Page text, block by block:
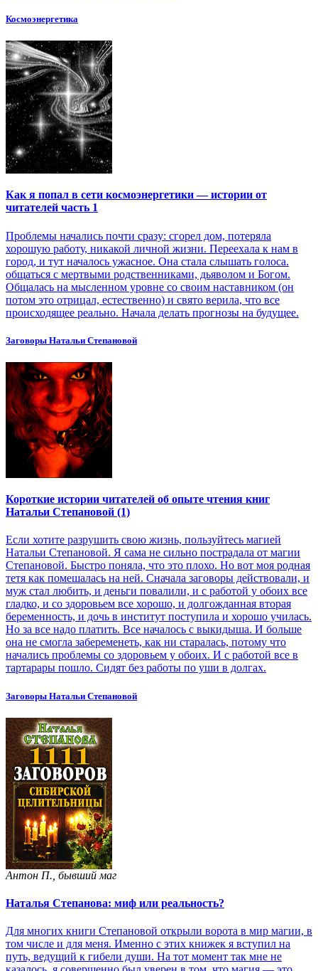
Космоэнергетика
Как я попал в сети космоэнергетики — истории от
читателей часть 1
Проблемы начались почти сразу: сгорел дом, потеряла
хорошую работу, никакой личной жизни. Переехала к нам в
город, и тут началось ужасное. Она стала слышать голоса.
общаться с мертвыми родственниками, дьяволом и Богом.
Общалась на мысленном уровне со своим наставником (он
потом это отрицал, естественно) и свято верила, что все
происходящее реально. Начала делать прогнозы на будущее.
Заговоры Натальи Степановой
Короткие истории читателей об опыте чтения книг
Натальи Степановой (1)
Если хотите разрушить свою жизнь, пользуйтесь магией
Натальи Степановой. Я сама не сильно пострадала от магии
Степановой. Быстро поняла, что это плохо. Но вот моя родная
тетя как помешалась на ней. Сначала заговоры действовали, и
муж стал любить, и деньги повалили, и с работой у обоих все
гладко, и со здоровьем все хорошо, и долгожданная вторая
беременность, и дочь в институт поступила и хорошо училась.
Но за все надо платить. Все началось с выкидыша. И больше
она не смогла забеременеть, как ни старалась, потому что
начались проблемы со здоровьем у обоих. И с работой все в
тартарары пошло. Сидят без работы по уши в долгах.
Заговоры Натальи Степановой
Антон П., бывший маг
Наталья Степанова: миф или реальность?
Для многих книги Степановой открыли ворота в мир магии, в
том числе и для меня. Именно с этих книжек я вступил на
путь, ведущий к гибели души. На тот момент так мне не